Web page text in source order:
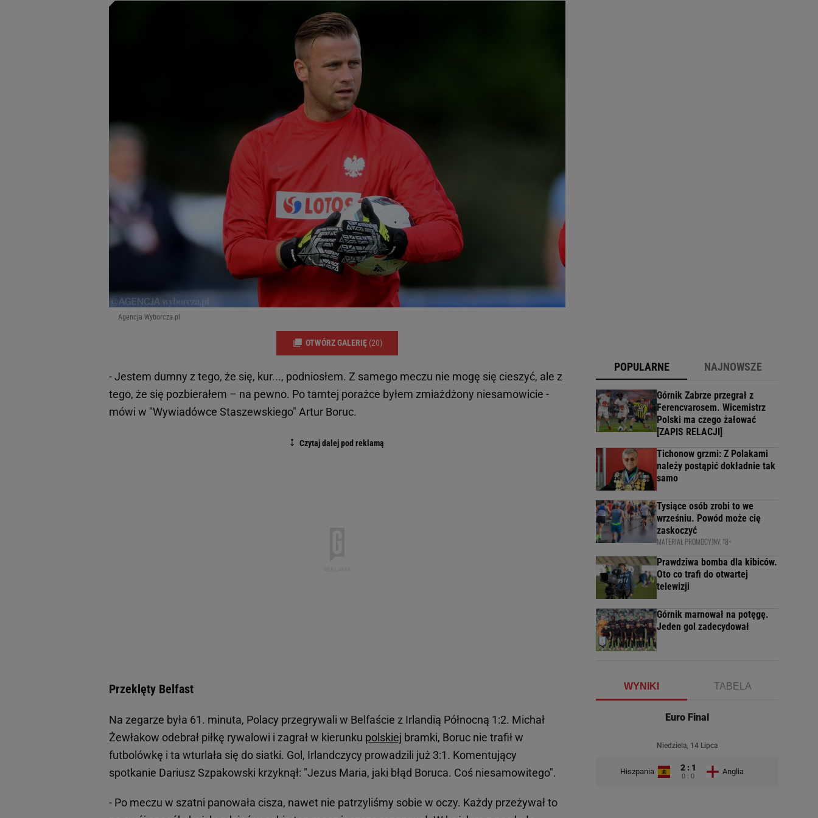
Agencja Wyborcza.pl
OTWÓRZ GALERIĘ (20)
- Jestem dumny z tego, że się, kur..., podniosłem. Z samego meczu nie mogę się cieszyć, ale z
tego, że się pozbierałem – na pewno. Po tamtej porażce byłem zmiażdżony niesamowicie -
mówi w "Wywiadówce Staszewskiego" Artur Boruc.
Przeklęty Belfast
Na zegarze była 61. minuta, Polacy przegrywali w Belfaście z Irlandią Północną 1:2. Michał
Żewłakow odebrał piłkę rywalowi i zagrał w kierunku polskiej bramki, Boruc nie trafił w
futbolówkę i ta wturlała się do siatki. Gol, Irlandczycy prowadzili już 3:1. Komentujący
spotkanie Dariusz Szpakowski krzyknął: "Jezus Maria, jaki błąd Boruca. Coś niesamowitego".
- Po meczu w szatni panowała cisza, nawet nie patrzyliśmy sobie w oczy. Każdy przeżywał to
POPULARNE NAJNOWSZE
Górnik Zabrze przegrał z
Ferencvarosem. Wicemistrz
Polski ma czego żałować
[ZAPIS RELACJI]
Tichonow grzmi: Z Polakami
należy postąpić dokładnie tak
samo
Tysiące osób zrobi to we
wrześniu. Powód może cię
zaskoczyć
MATERIAŁ PROMOCYJNY, 18+
Prawdziwa bomba dla kibiców.
Oto co trafi do otwartej
telewizji
Górnik marnował na potęgę.
Jeden gol zadecydował
WYNIKI TABELA
Euro Final
Niedziela, 14 Lipca
Hiszpania 2 : 1
0 : 0
Anglia